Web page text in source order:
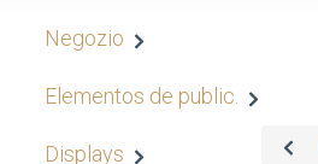
Negozio
Elementos de public.
Displays